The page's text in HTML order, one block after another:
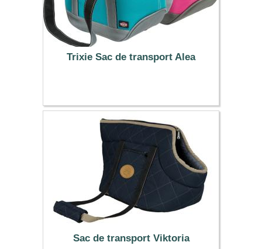
Trixie Sac de transport Alea
21.99 €
Sac de transport Viktoria